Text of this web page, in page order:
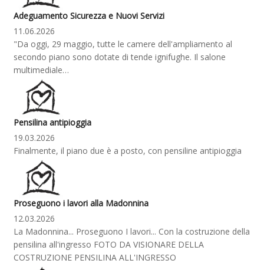
Adeguamento Sicurezza e Nuovi Servizi
11.06.2026
"Da oggi, 29 maggio, tutte le camere dell'ampliamento al
secondo piano sono dotate di tende ignifughe. Il salone
multimediale…
Pensilina antipioggia
19.03.2026
Finalmente, il piano due è a posto, con pensiline antipioggia
Proseguono i lavori alla Madonnina
12.03.2026
La Madonnina... Proseguono I lavori... Con la costruzione della
pensilina all'ingresso FOTO DA VISIONARE DELLA
COSTRUZIONE PENSILINA ALL'INGRESSO